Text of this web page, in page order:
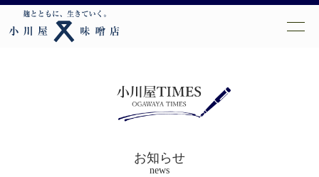
お知らせ
news